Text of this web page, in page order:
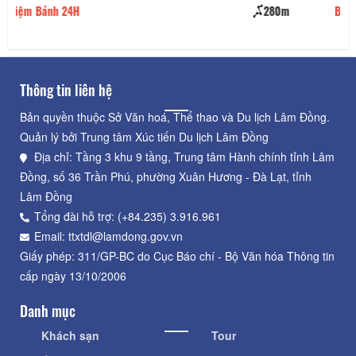
Bò Mỹ Nhúng Lẩu Say Dallas
Thông tin liên hệ
Bản quyền thuộc Sở Văn hoá, Thể thao và Du lịch Lâm Đồng.
Quản lý bởi Trung tâm Xúc tiến Du lịch Lâm Đồng
Địa chỉ: Tầng 3 khu 9 tầng, Trung tâm Hành chính tỉnh Lâm
Đồng, số 36 Trần Phú, phường Xuân Hương - Đà Lạt, tỉnh
Lâm Đồng
Tổng đài hỗ trợ: (+84.235) 3.916.961
Email: ttxtdl@lamdong.gov.vn
Giấy phép: 311/GP-BC do Cục Báo chí - Bộ Văn hóa Thông tin
cấp ngày 13/10/2006
Danh mục
Khách sạn Tour